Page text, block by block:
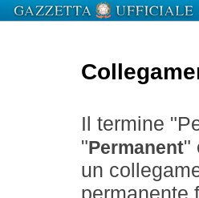
Il termine
" Permanent"
un
permanente